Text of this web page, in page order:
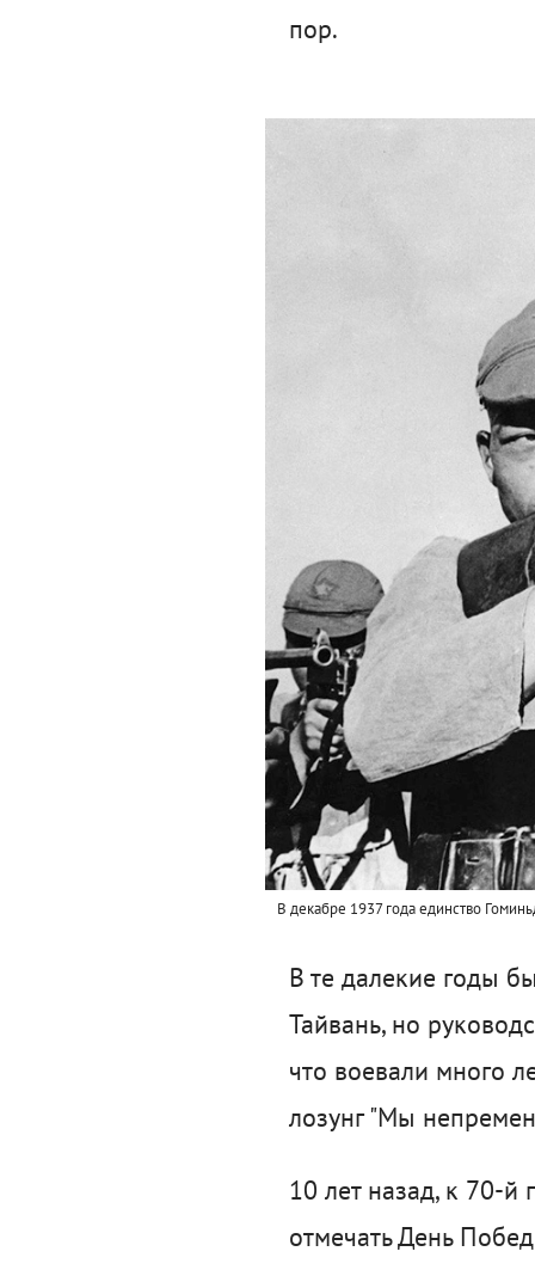
пор.
В декабре 1937 года единство
В те далекие годы
Тайвань, но
что воевали много
лозунг "Мы
10 лет назад, к 70-й
отмечать День